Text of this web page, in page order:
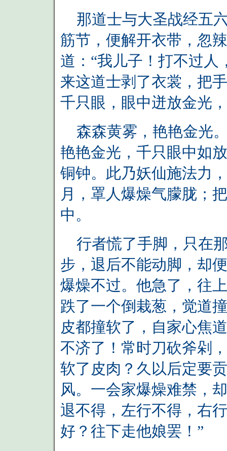
那道士与大圣战经五
筋节，便解开衣带，忽
道：“我儿子！打不过人
来这道士剥了衣裳，把
千只眼，眼中迸放金光
森森黄雾，艳艳金光
艳艳金光，千只眼中如
铜钟。此乃妖仙施法力
月，罩人爆燥气朦胧；
中。
行者慌了手脚，只在
步，退后不能动脚，却
爆燥不过。他急了，往
跌了一个倒栽葱，觉道
皮都撞软了，自家心焦
不济了！常时刀砍斧剁
软了皮肉？久以后定要
风。一会家爆燥难禁，
退不得，左行不得，右
好？往下走他娘罢！”